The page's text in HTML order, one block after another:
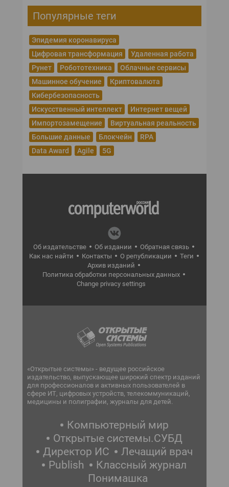
Популярные теги
Эпидемия коронавируса
Цифровая трансформация
Удаленная работа
Рунет
Робототехника
Облачные сервисы
Машинное обучение
Криптовалюта
Кибербезопасность
Искусственный интеллект
Интернет вещей
Импортозамещение
Виртуальная реальность
Большие данные
Блокчейн
RPA
Data Award
Agile 5G
Об издательстве Об издании
Обратная связь
Как нас найти
Контакты О републикации
Теги
Архив изданий
Политика обработки персональных данных
Change privacy settings
«Открытые системы» - ведущее российское
издательство, выпускающее широкий спектр изданий
для профессионалов и активных пользователей в
сфере ИТ, цифровых устройств, телекоммуникаций,
медицины и полиграфии, журналы для детей.
Компьютерный мир
Открытые системы.СУБД
Директор ИС
Лечащий врач
Publish
Классный журнал
Понимашка